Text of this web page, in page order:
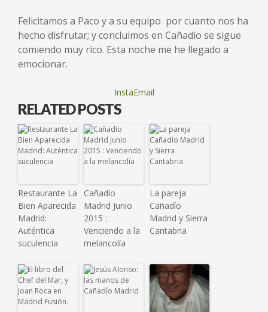
Felicitamos a Paco y a su equipo por cuanto nos ha
hecho disfrutar; y concluimos en Cañadío se sigue
comiendo muy rico. Esta noche me he llegado a
emocionar.
InstaEmail
RELATED POSTS
Restaurante La
Bien Aparecida
Madrid:
Auténtica
suculencia
Cañadío
Madrid Junio
2015 :
Venciendo a la
melancolía
La pareja
Cañadío
Madrid y Sierra
Cantabria